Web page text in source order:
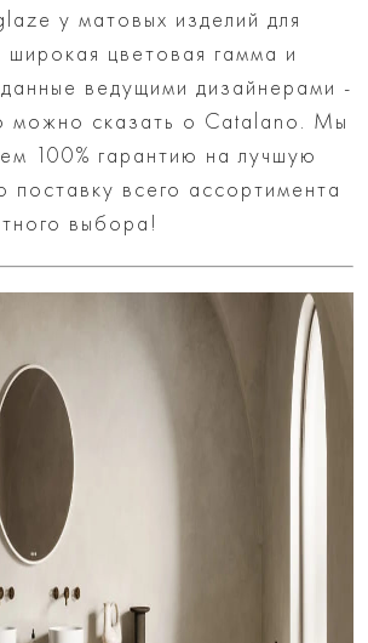
у матовых изделий для
широкая цветовая гамма и
ведущими дизайнерами -
можно сказать о Catalano. Мы
100% гарантию на лучшую
поставку всего ассортимента
выбора!